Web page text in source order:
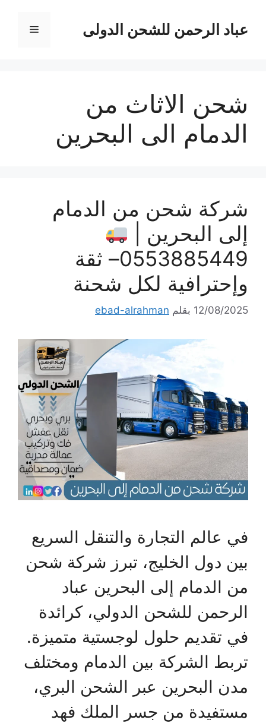
المحتوىعباد الرحمن للشحن الدولى القائمة
شحن الاثاث من
الدمام الى البحرين
شركة شحن من الدمام
إلى البحرين |
0553885449– ثقة
وإحترافية لكل شحنة
12/08/2025 بقلم ebad-alrahman
في عالم التجارة والتنقل السريع
بين دول الخليج، تبرز شركة شحن
من الدمام إلى البحرين عباد
الرحمن للشحن الدولي، كرائدة
في تقديم حلول لوجستية متميزة.
تربط الشركة بين الدمام ومختلف
مدن البحرين عبر الشحن البري،
مستفيدة من جسر الملك فهد